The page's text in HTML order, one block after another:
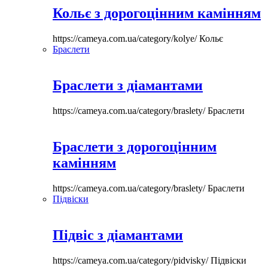
Кольє з дорогоцінним камінням
https://cameya.com.ua/category/kolye/Кольє
Браслети
Браслети з діамантами
https://cameya.com.ua/category/braslety/Браслети
Браслети з дорогоцінним
камінням
https://cameya.com.ua/category/braslety/Браслети
Підвіски
Підвіс з діамантами
https://cameya.com.ua/category/pidvisky/Підвіски